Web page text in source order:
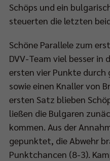
Schöps und ein
steuerten die letzten
Schöne Parallele zum
DVV-Team viel besser in
ersten vier Punkte durch
sowie einen Knaller von
ersten Satz blieben
ließen die Bulgaren
kommen. Aus der
gepunktet, die Abwehr
Punktchancen (8-3).